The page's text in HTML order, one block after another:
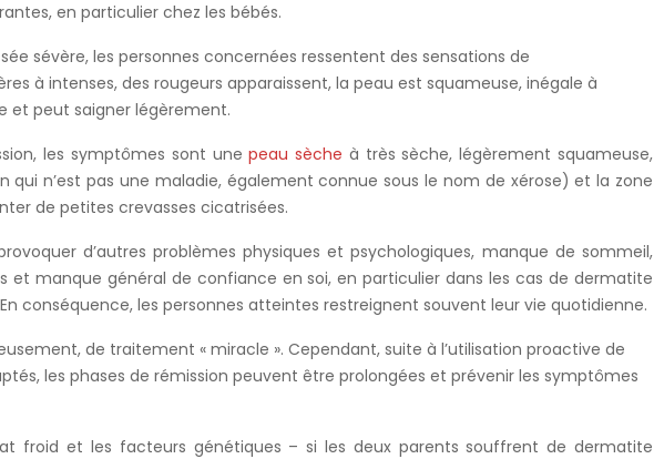
en particulier chez les bébés.
sévère, les personnes concernées ressentent des sensations de
à intenses, des rougeurs apparaissent, la peau est squameuse, inégale à
et peut saigner légèrement.
les symptômes sont unepeau sèche à très sèche, légèrement squameuse,
qui n’est pas une maladie, également connue sous le nom de xérose) et la zone
de petites crevasses cicatrisées.
d’autres problèmes physiques et psychologiques, manque de sommeil,
et manque général de confiance en soi, en particulier dans les cas de dermatite
conséquence, les personnes atteintes restreignent souvent leur vie quotidienne.
de traitement « miracle ». Cependant, suite à l’utilisation proactive de
les phases de rémission peuvent être prolongées et prévenir les symptômes
froid et les facteurs génétiques – si les deux parents souffrent de dermatite